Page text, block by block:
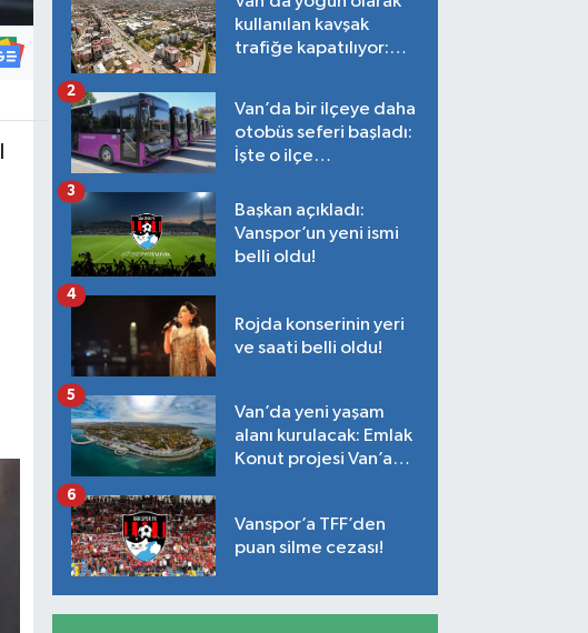
kullanılan kavşak
trafiğe kapatılıyor:
Van’da bir ilçeye daha
otobüs seferi başladı:
İşte o ilçe…
2
Başkan açıkladı:
Vanspor’un yeni ismi
belli oldu!
3
Rojda konserinin yeri
ve saati belli oldu!
4
Van’da yeni yaşam
alanı kurulacak: Emlak
Konut projesi Van’a
5
Vanspor’a TFF’den
puan silme cezası!
6